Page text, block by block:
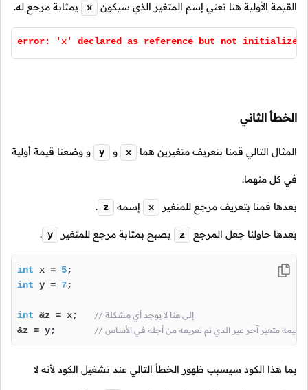
القيمة الأولية هنا تعني إسم المتغير الذي سيكون x يمثابة مرجع له.
error: 'x' declared as reference but not initialized
الخطأ الثاني
المثال التالي قمنا بتعريف متغيرين هما x و y و وضعنا قيمة أولية
في كل منهما.
بعدها قمنا بتعريف مرجع للمتغير x إسمه z
.
بعدها حاولنا جعل المرجع z يصبح بمثابة مرجع للمتغير y
.
int x = 5
int y = 7;
int &z = x; // إلى هنا لا يوجد أي مشكلة
&z = y;
بما هذا الكود سيسبب ظهور الخطأ التالي عند تشغيل الكود لأنه لا